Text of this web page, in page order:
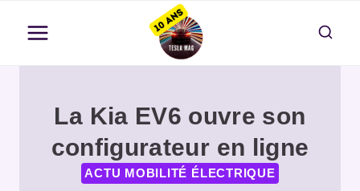
contenu
La Kia EV6 ouvre son
configurateur en ligne
ACTU MOBILITÉ ÉLECTRIQUE